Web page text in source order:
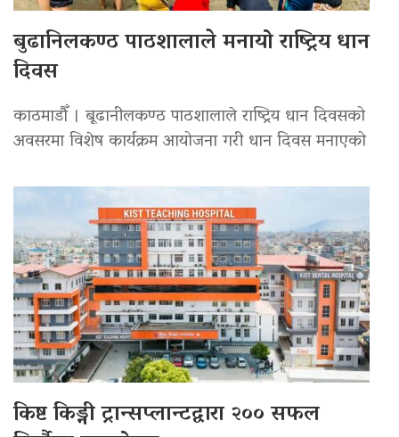
बुढानिलकण्ठ पाठशालाले मनायो राष्ट्रिय धान
दिवस
काठमाडौँ । बूढानीलकण्ठ पाठशालाले राष्ट्रिय धान दिवसको
अवसरमा विशेष कार्यक्रम आयोजना गरी धान दिवस मनाएको
किष्ट किड्नी ट्रान्सप्लान्टद्वारा २०० सफल